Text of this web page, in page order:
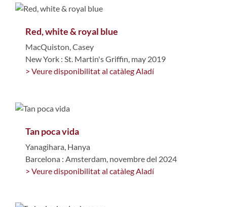
Red, white & royal blue
MacQuiston, Casey
New York : St. Martin's Griffin, may 2019
> Veure disponibilitat al catàleg Aladí
Tan poca vida
Yanagihara, Hanya
Barcelona : Amsterdam, novembre del 2024
> Veure disponibilitat al catàleg Aladí